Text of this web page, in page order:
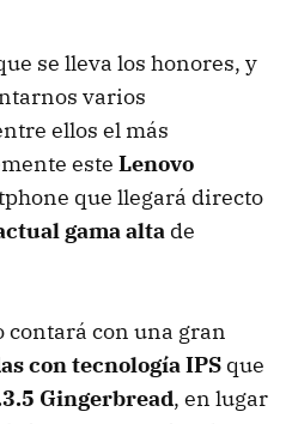
se lleva los honores, y
varios
ellos el más
este Lenovo
que llegará directo
gama alta de
con una gran
con tecnología IPS que
Gingerbread, en lugar